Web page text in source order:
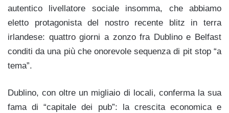
autentico livellatore sociale insomma, che abbiamo
eletto protagonista del nostro recente blitz in terra
irlandese: quattro giorni a zonzo fra Dublino e Belfast
conditi da una più che onorevole sequenza di pit stop “a
tema”.
Dublino, con oltre un migliaio di locali, conferma la sua
fama di “capitale dei pub”: la crescita economica e